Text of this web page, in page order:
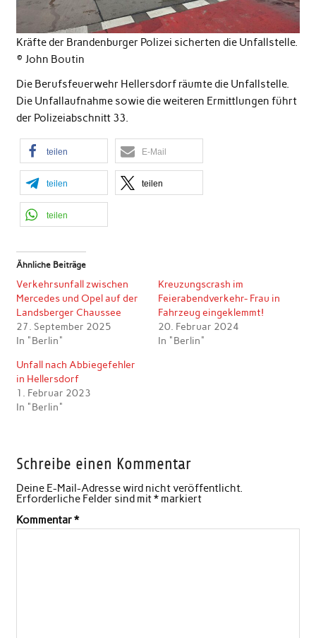
Kräfte der Brandenburger Polizei sicherten die Unfallstelle.
© John Boutin
Die Berufsfeuerwehr Hellersdorf räumte die Unfallstelle.
Die Unfallaufnahme sowie die weiteren Ermittlungen führt
der Polizeiabschnitt 33.
teilen E-Mail
teilen teilen
teilen
Ähnliche Beiträge
Verkehrsunfall zwischen
Mercedes und Opel auf der
Landsberger Chaussee
27. September 2025
In "Berlin"
Kreuzungscrash im
Feierabendverkehr- Frau in
Fahrzeug eingeklemmt!
20. Februar 2024
In "Berlin"
Unfall nach Abbiegefehler
in Hellersdorf
1. Februar 2023
In "Berlin"
Schreibe einen Kommentar
Deine E-Mail-Adresse wird nicht veröffentlicht.
Erforderliche Felder sind mit*markiert
Kommentar*